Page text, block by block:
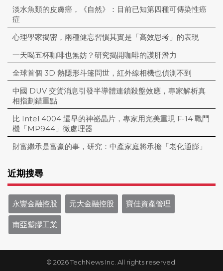
淡水魚類的皮膚癌，《自然》：目前已知第四種可傳染性癌
症
心理學家揭密，兩種健忘習慣其實是「高效思考」的表現
一天喝五杯咖啡也無妨？研究揭開咖啡的護肝潛力
全球首個 3D 熱隱形斗篷問世，紅外線相機也偵測不到
中國 DUV 交貨消息引發半導體連鎖殺盤效應，專家解析真
相指劃錯重點
比 Intel 4004 還早的神祕晶片，專家用完美重現 F-14 戰鬥
機「MP944」微處理器
財富繼承是富豪的事，研究：中產家庭將承擔「老化通膨」
近期搜尋
永豐金融控股 元大金融控股 寶佳資產管理
南亞塑膠工業
© 2026 TechNews Inc. All rights reserved.